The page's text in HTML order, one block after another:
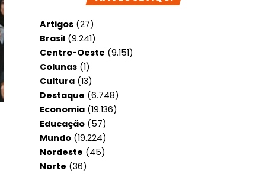
Artigos (27)
Brasil (9.241)
Centro-Oeste (9.151)
Colunas (1)
Cultura (13)
Destaque (6.748)
Economia (19.136)
Educação (57)
Mundo (19.224)
Nordeste (45)
Norte (36)